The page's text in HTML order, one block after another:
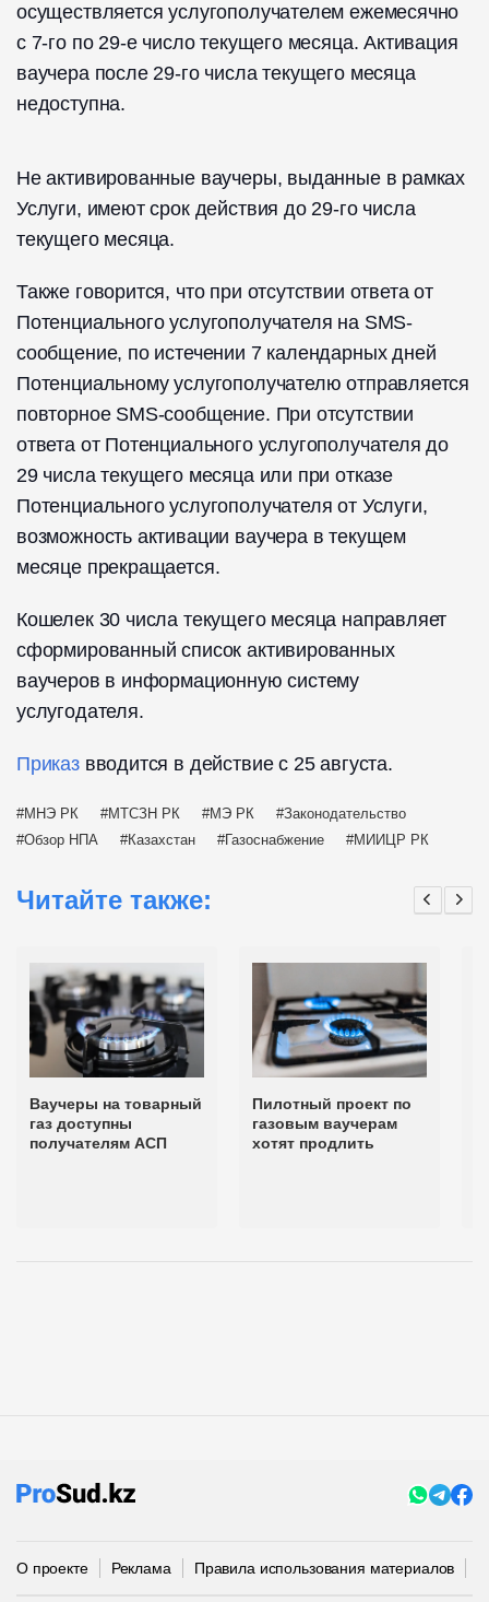
осуществляется услугополучателем ежемесячно
с 7-го по 29-е число текущего месяца. Активация
ваучера после 29-го числа текущего месяца
недоступна.
Не активированные ваучеры, выданные в рамках
Услуги, имеют срок действия до 29-го числа
текущего месяца.
Также говорится, что при отсутствии ответа от
Потенциального услугополучателя на SMS-
сообщение, по истечении 7 календарных дней
Потенциальному услугополучателю отправляется
повторное SMS-сообщение. При отсутствии
ответа от Потенциального услугополучателя до
29 числа текущего месяца или при отказе
Потенциального услугополучателя от Услуги,
возможность активации ваучера в текущем
месяце прекращается.
Кошелек 30 числа текущего месяца направляет
сформированный список активированных
ваучеров в информационную систему
услугодателя.
Приказвводится в действие с 25 августа.
МНЭ РК МТСЗН РК МЭ РК
Законодательство
Обзор НПА
Казахстан Газоснабжение МИИЦР РК
Читайте также:
Ваучеры на товарный
газ доступны
получателям АСП
Пилотный проект по
газовым ваучерам
хотят продлить
О проекте Реклама Правила использования материалов